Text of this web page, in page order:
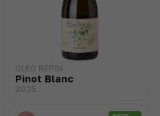
OLEG REPIN
Pinot Blanc
2025